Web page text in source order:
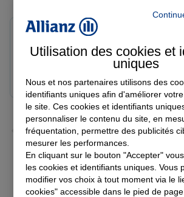
Le 05/08/2026 - Agence FORT DE FRANCE
Yori A.
Voir tous les avis
Utilisation des cookies et
uniques
Nous et nos partenaires utilisons des
identifiants uniques afin d'améliorer
le site. Ces cookies et identifiants
personnaliser le contenu du site, en
fréquentation, permettre des publicités
mesurer les performances.
En cliquant sur le bouton "Accepter"
les cookies et identifiants uniques. Vous
modifier vos choix à tout moment via le
cookies" accessible dans le pied de page.